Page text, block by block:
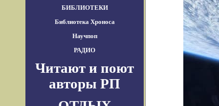
БИБЛИОТЕКИ
Библиотека Хроноса
Научпоп
РАДИО
Читают и поют
авторы РП